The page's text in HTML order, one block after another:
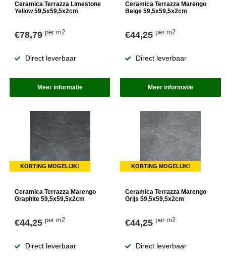
Ceramica Terrazza Limestone
Yellow 59,5x59,5x2cm
€78,79 per m2
Direct leverbaar
Meer informatie
Ceramica Terrazza Marengo
Beige 59,5x59,5x2cm
€44,25per m2
Direct leverbaar
Meer informatie
KORTING MOGELIJK!
Ceramica Terrazza Marengo
Graphite 59,5x59,5x2cm
€44,25 per m2
Direct leverbaar
KORTING MOGELIJK!
Ceramica Terrazza Marengo
Grijs 59,5x59,5x2cm
€44,25per m2
Direct leverbaar